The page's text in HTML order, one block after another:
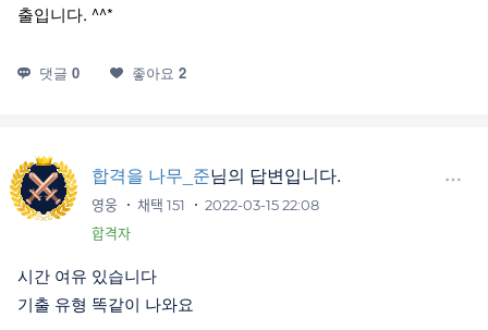
출입니다. ^^*
댓글 0 좋아요 2
합격을 나무_준님의 답변입니다.
영웅 채택 151
2022-03-15 22:08
합격자
시간 여유 있습니다
기출 유형 똑같이 나와요